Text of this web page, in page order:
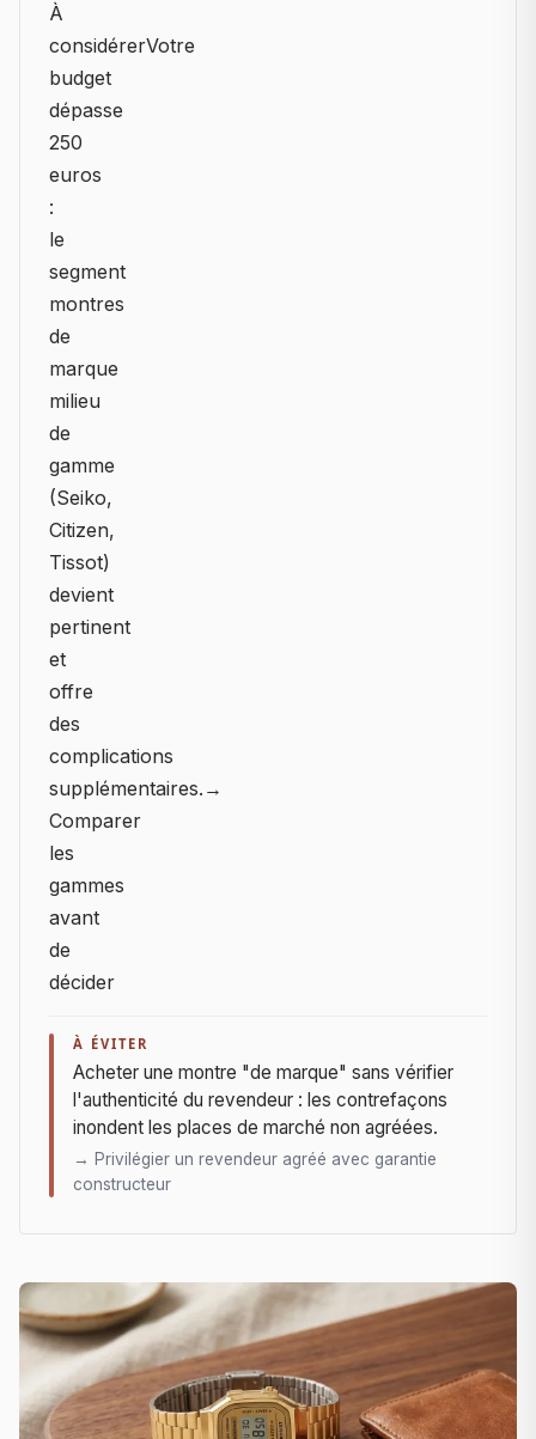
À
considérerVotre
budget
dépasse
250
euros
:
le
segment
montres
de
marque
milieu
de
gamme
(Seiko,
Citizen,
Tissot)
devient
pertinent
et
offre
des
complications
supplémentaires. →
Comparer
les
gammes
avant
de
décider
À ÉVITER
Acheter une montre "de marque" sans vérifier
l'authenticité du revendeur : les contrefaçons
inondent les places de marché non agréées.
→ Privilégier un revendeur agréé avec garantie
constructeur